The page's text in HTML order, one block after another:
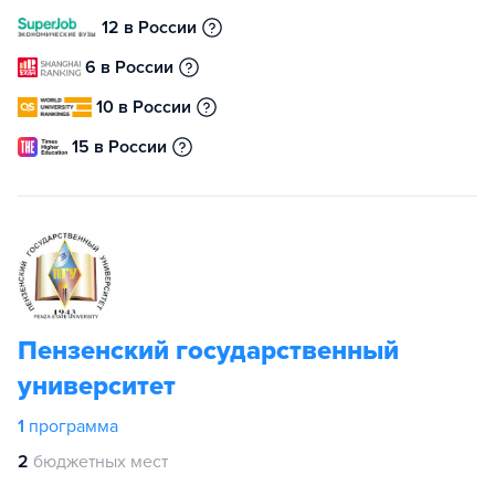
12 в России
6 в России
10 в России
15 в России
Пензенский государственный
университет
1 программа
2 бюджетных мест